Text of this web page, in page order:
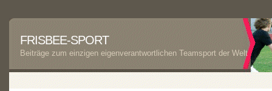
FRISBEE-SPORT
Beiträge zum einzigen eigenverantwortlichen Teamsport der Welt